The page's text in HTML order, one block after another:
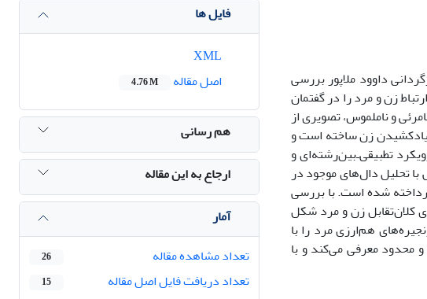
داوود ملاپور بررسی
زن و مرد را در گفتمان
و ناملموس، تصویری از
زن ساخته ‌است و
تطبیقی‌‌ـ‌بین‌رشته‌ای و
تحلیل دال‌های موجود در
شده است. با بررسی
دو اثر برمبنای کلان‌تقابل زن و مرد شکل
هم‌ارزی مرد را با
محدود معرفی می‌کند و با
فایل ها
اصل مقاله
4.76 M
هم رسانی
ارجاع به این مقاله
آمار
تعداد مشاهده مقاله
26
تعداد دریافت فایل اصل مقاله 15